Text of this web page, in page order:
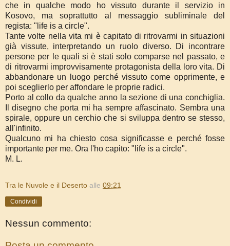
che in qualche modo ho vissuto durante il servizio in
Kosovo, ma soprattutto al messaggio subliminale del
regista: "life is a circle".
Tante volte nella vita mi è capitato di ritrovarmi in situazioni
già vissute, interpretando un ruolo diverso. Di incontrare
persone per le quali si è stati solo comparse nel passato, e
di ritrovarmi improvvisamente protagonista della loro vita. Di
abbandonare un luogo perché vissuto come opprimente, e
poi sceglierlo per affondare le proprie radici.
Porto al collo da qualche anno la sezione di una conchiglia.
Il disegno che porta mi ha sempre affascinato. Sembra una
spirale, oppure un cerchio che si sviluppa dentro se stesso,
all'infinito.
Qualcuno mi ha chiesto cosa significasse e perché fosse
importante per me. Ora l'ho capito: "life is a circle".
M. L.
Tra le Nuvole e il Deserto alle 09:21
Condividi
Nessun commento: